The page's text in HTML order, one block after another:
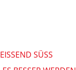
SÜSS